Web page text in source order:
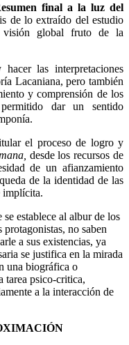
final a la luz del
de lo extraído del estudio
visión global fruto de la
las interpretaciones
Lacaniana, pero también
y comprensión de los
dar un sentido
el proceso de logro y
desde los recursos de
de un afianzamiento
de la identidad de las
implícita.
establece al albur de los
protagonistas, no saben
a sus existencias, ya
se justifica en la mirada
una biográfica o
tarea psico-critica,
a la interacción de